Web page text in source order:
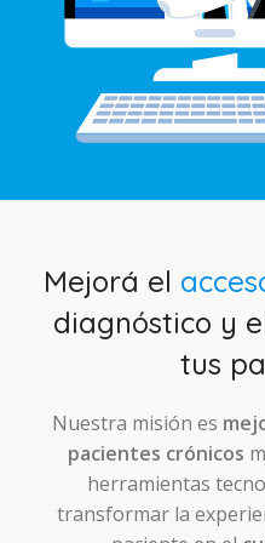
Mejorá el
diagnóstico y
tus
Nuestra misión es
pacientes crónicos
herramientas
transformar la